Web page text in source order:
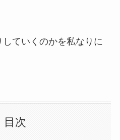
ていくのかを私なりに
目次